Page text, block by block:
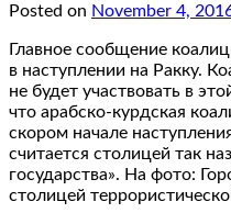
Posted on November 4,
Главное сообщение
в наступлении на Ракку.
не будет участвовать в
что арабско-курдская
скором начале
считается столицей так
государства». На фото:
столицей